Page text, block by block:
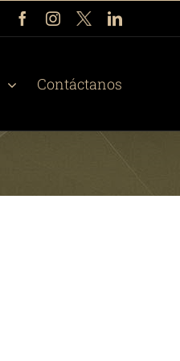
FacebookInstagram
X LinkedIn
Contáctanos